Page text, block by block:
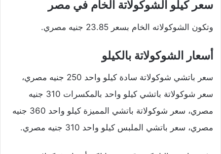
سعر كيلو الشوكولاتة الخام في مصر
وتكون الشوكولاته الخام بسعر 23.85 جنيه مصري.
أسعار الشوكولاتة بالكيلو
سعر باتشي شوكولاتة سادة كيلو واحد 250 جنيه مصري،
سعر شوكولاتة باتشي كيلو واحد بالمكسرات 310 جنيه
مصري، سعر شوكولاتة باتشي المميزة كيلو واحد 360 جنيه
مصري، سعر باتشي الملبس كيلو واحد 310 جنيه مصري.